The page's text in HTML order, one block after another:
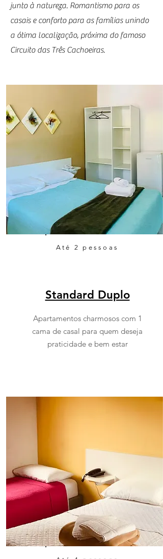
junto à natureza. Romantismo para os
casais e conforto para as famílias unindo
a ótima localização, próxima do famoso
Circuito das Três Cachoeiras.
Até 2 pessoas
Standard Duplo
Apartamentos charmosos com 1
cama de casal para quem deseja
praticidade e bem estar